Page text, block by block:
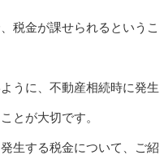
税金が課せられるというこ
うに、不動産相続時に発生
とが大切です。
生する税金について、ご紹